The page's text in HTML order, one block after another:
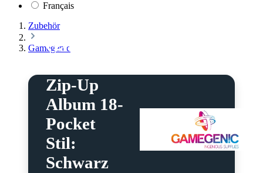
Français
Zubehör
Gamegenic
Gamegenic
Zip-Up
Album 18-
Pocket
Stil:
Schwarz